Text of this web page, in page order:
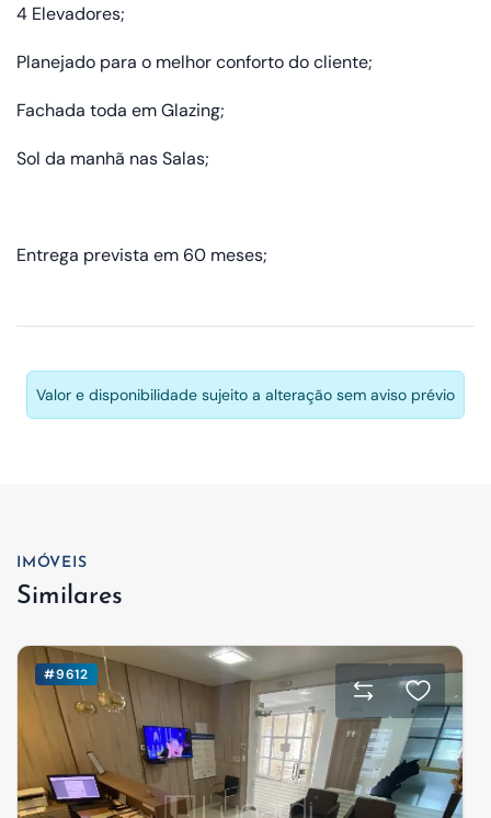
4 Elevadores;
Planejado para o melhor conforto do cliente;
Fachada toda em Glazing;
Sol da manhã nas Salas;
Entrega prevista em 60 meses;
Valor e disponibilidade sujeito a alteração sem aviso prévio
IMÓVEIS
Similares
#9612